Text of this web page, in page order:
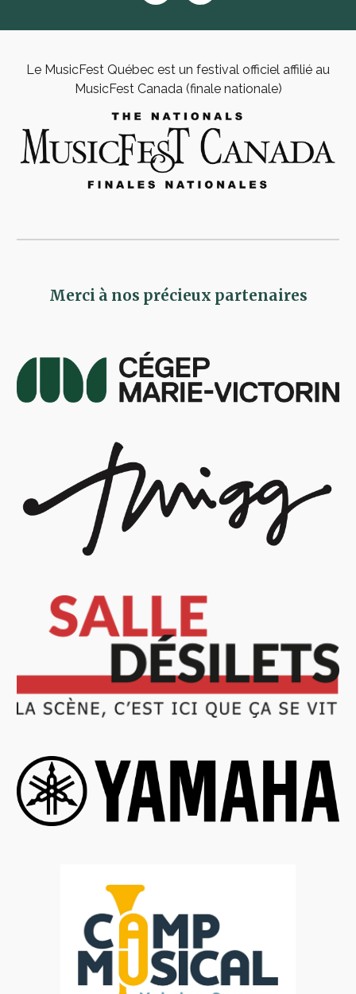
Le MusicFest Québec est un festival officiel affilié au
MusicFest Canada (finale nationale)
Merci à nos précieux partenaires